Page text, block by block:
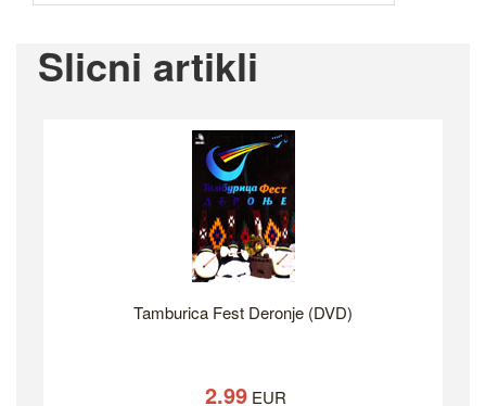
Slicni artikli
Tamburica Fest Deronje (DVD)
2.99 EUR